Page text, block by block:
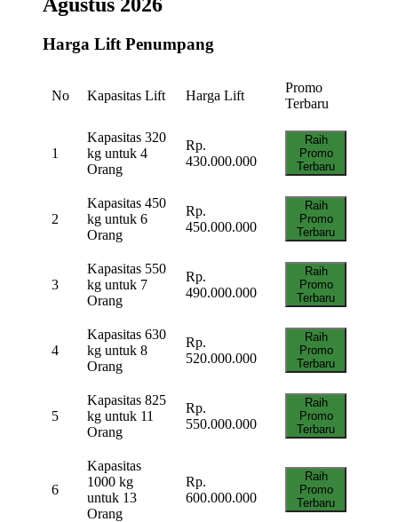
Harga Lift Penumpang
No Kapasitas Lift Harga Lift
Promo
Terbaru
1
Kapasitas 320
kg untuk 4
Orang
Rp.
430.000.000
Raih
Promo
Terbaru
2
Kapasitas 450
kg untuk 6
Orang
Rp.
450.000.000
Raih
Promo
Terbaru
3
Kapasitas 550
kg untuk 7
Orang
Rp.
490.000.000
Raih
Promo
Terbaru
4
Kapasitas 630
kg untuk 8
Orang
Rp.
520.000.000
Raih
Promo
Terbaru
5
Kapasitas 825
kg untuk 11
Orang
Rp.
550.000.000
Raih
Promo
Terbaru
6
Kapasitas
1000 kg
untuk 13
Orang
Rp.
600.000.000
Raih
Promo
Terbaru